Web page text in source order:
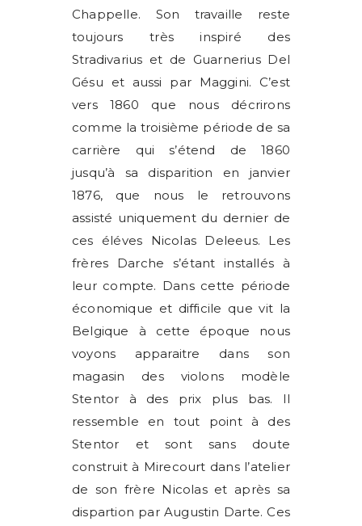
Chappelle. Son travaille reste
toujours très inspiré des
Stradivarius et de Guarnerius Del
Gésu et aussi par Maggini. C’est
vers 1860 que nous décrirons
comme la troisième période de sa
carrière qui s’étend de 1860
jusqu’à sa disparition en janvier
1876, que nous le retrouvons
assisté uniquement du dernier de
ces éléves Nicolas Deleeus. Les
frères Darche s’étant installés à
leur compte. Dans cette période
économique et difficile que vit la
Belgique à cette époque nous
voyons apparaitre dans son
magasin des violons modèle
Stentor à des prix plus bas. Il
ressemble en tout point à des
Stentor et sont sans doute
construit à Mirecourt dans l’atelier
de son frère Nicolas et après sa
dispartion par Augustin Darte. Ces